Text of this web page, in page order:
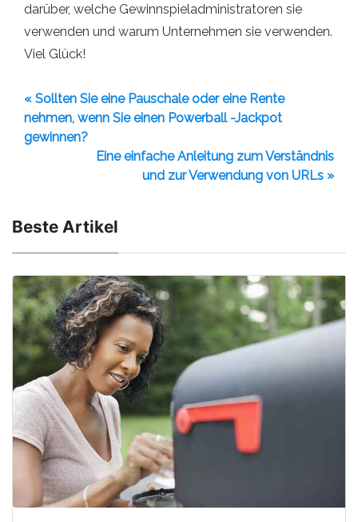
darüber, welche Gewinnspieladministratoren sie
verwenden und warum Unternehmen sie verwenden.
Viel Glück!
« Sollten Sie eine Pauschale oder eine Rente
nehmen, wenn Sie einen Powerball -Jackpot
gewinnen?
Eine einfache Anleitung zum Verständnis
und zur Verwendung von URLs »
Beste Artikel